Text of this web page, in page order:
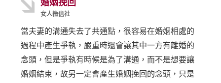
婚姻挽回
女人徵信社
當夫妻的溝通失去了共通點，很容易在婚姻相處的
過程中產生爭執，嚴重時還會讓其中一方有離婚的
念頭，但是爭執有時候是為了溝通，而不是想要讓
婚姻結束，故另一定會產生婚姻挽回的念頭，只是